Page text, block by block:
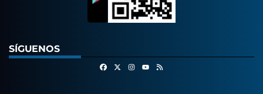
SÍGUENOS
FacebookInstagram